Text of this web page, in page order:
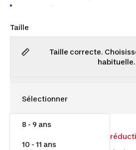
Taille
Taille correcte.
habituelle.
8 - 9 ans
10 - 11 ans
20 $ de